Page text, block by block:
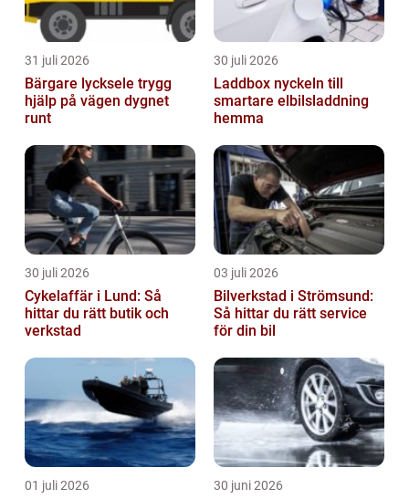
31 juli 2026
Bärgare lycksele trygg
hjälp på vägen dygnet
runt
30 juli 2026
Laddbox nyckeln till
smartare elbilsladdning
hemma
30 juli 2026
Cykelaffär i Lund: Så
hittar du rätt butik och
verkstad
03 juli 2026
Bilverkstad i Strömsund:
Så hittar du rätt service
för din bil
01 juli 2026 30 juni 2026